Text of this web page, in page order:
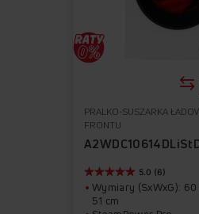
PRALKO-SUSZARKA
FRONTU
5.0 (6)
Wymiary (SxWxG):
51 cm